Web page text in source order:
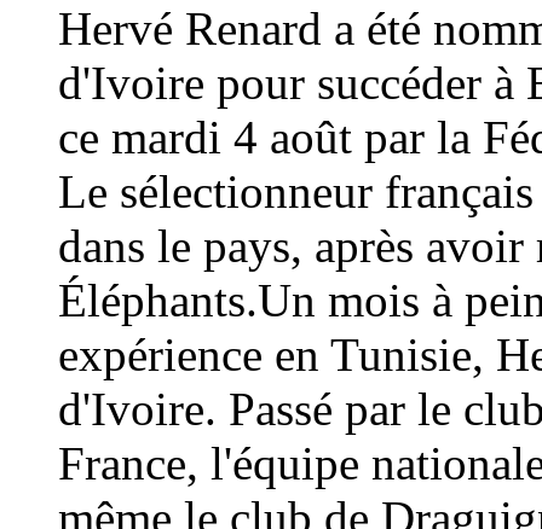
Hervé Renard a été
d'Ivoire pour succéder à
ce mardi 4 août par la
Le sélectionneur
dans le pays, après
Éléphants.Un mois à
expérience en Tunisie,
d'Ivoire. Passé par le
France, l'équipe
même le club de